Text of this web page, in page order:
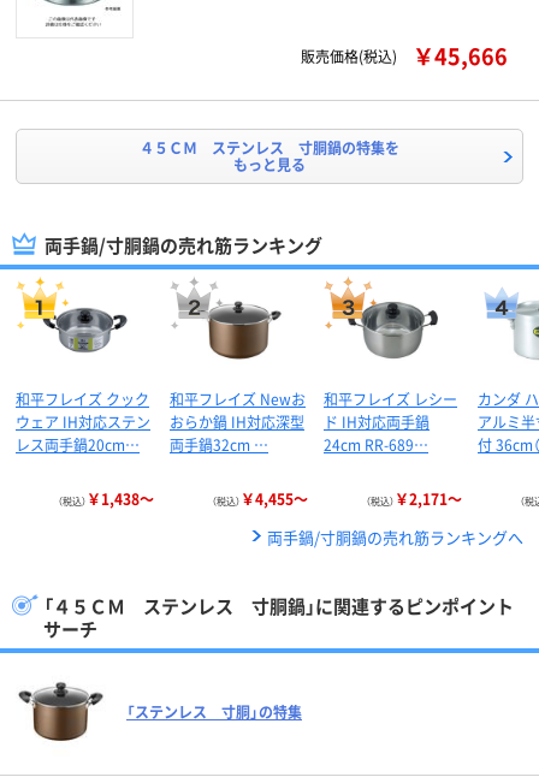
販売価格(税込) ￥45,666
４５ＣＭ ステンレス 寸胴鍋の特集を
もっと見る
両手鍋/寸胴鍋の売れ筋ランキング
和平フレイズ クック
ウェア IH対応ステン
レス両手鍋20cm…
（税込） ￥1,438～
和平フレイズ Newお
おらか鍋 IH対応深型
両手鍋32cm …
（税込） ￥4,455～
和平フレイズ レシー
ド IH対応両手鍋
24cm RR-689…
（税込） ￥2,171～
カンダ
アルミ
付 36cm
（税
両手鍋/寸胴鍋の売れ筋ランキングへ
「４５ＣＭ ステンレス 寸胴鍋」に関連するピンポイント
サーチ
「ステンレス 寸胴」の特集